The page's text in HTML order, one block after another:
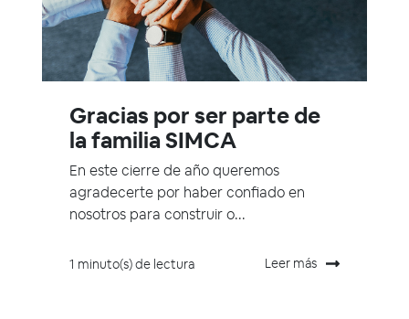
Gracias por ser parte de
la familia SIMCA
En este cierre de año queremos
agradecerte por haber confiado en
nosotros para construir o...
1 minuto(s) de lectura Leer más